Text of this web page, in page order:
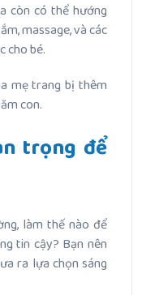
còn có thể hướng
massage, và các
cho bé.
mẹ trang bị thêm
con.
trọng để
làm thế nào để
tin cậy? Bạn nên
ra lựa chọn sáng